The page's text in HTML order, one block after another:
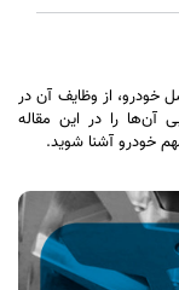
خودرو، از وظایف آن در
آن‌ها را در این مقاله
خودرو آشنا شوید.